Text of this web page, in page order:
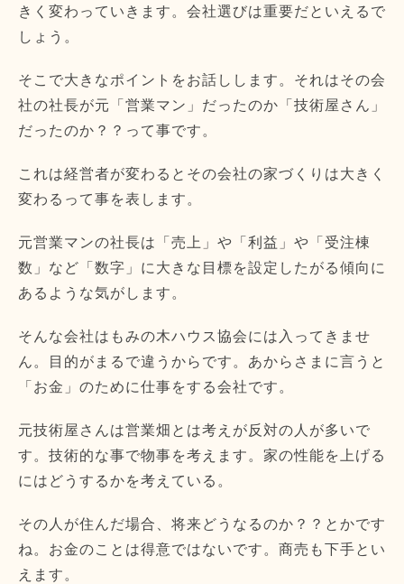
きく変わっていきます。会社選びは重要だといえるで
しょう。
そこで大きなポイントをお話しします。それはその会
社の社長が元「営業マン」だったのか「技術屋さん」
だったのか？？って事です。
これは経営者が変わるとその会社の家づくりは大きく
変わるって事を表します。
元営業マンの社長は「売上」や「利益」や「受注棟
数」など「数字」に大きな目標を設定したがる傾向に
あるような気がします。
そんな会社はもみの木ハウス協会には入ってきませ
ん。目的がまるで違うからです。あからさまに言うと
「お金」のために仕事をする会社です。
元技術屋さんは営業畑とは考えが反対の人が多いで
す。技術的な事で物事を考えます。家の性能を上げる
にはどうするかを考えている。
その人が住んだ場合、将来どうなるのか？？とかです
ね。お金のことは得意ではないです。商売も下手とい
えます。